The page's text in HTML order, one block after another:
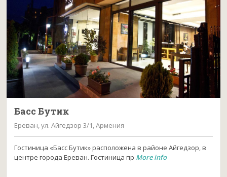
Басс Бутик
Ереван, ул. Айгедзор 3/1, Армения
Гостиница «Басс Бутик» расположена в районе Айгедзор, в
центре города Ереван. Гостиница пр More info